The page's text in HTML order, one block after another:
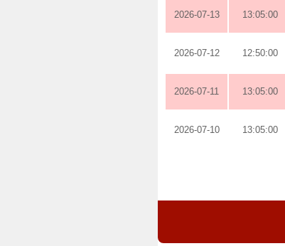
2026-07-13 13:05:00
2026-07-12 12:50:00
2026-07-11 13:05:00
2026-07-10 13:05:00